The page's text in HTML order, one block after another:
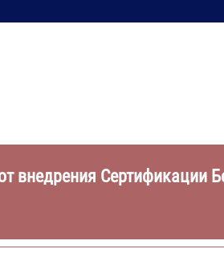
внедрения Сертификации